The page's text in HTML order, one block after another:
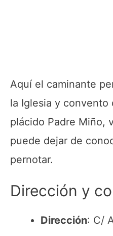
Aquí el caminante
la Iglesia y convento
plácido Padre Miño,
puede dejar de
pernotar.
Dirección y
Dirección: C/